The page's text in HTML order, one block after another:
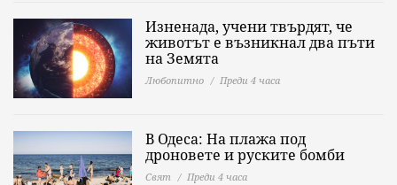
Изненада, учени твърдят, че
животът е възникнал два пъти
на Земята
Любопитно Преди 4 часа
В Одеса: На плажа под
дроновете и руските бомби
Свят Преди 4 часа